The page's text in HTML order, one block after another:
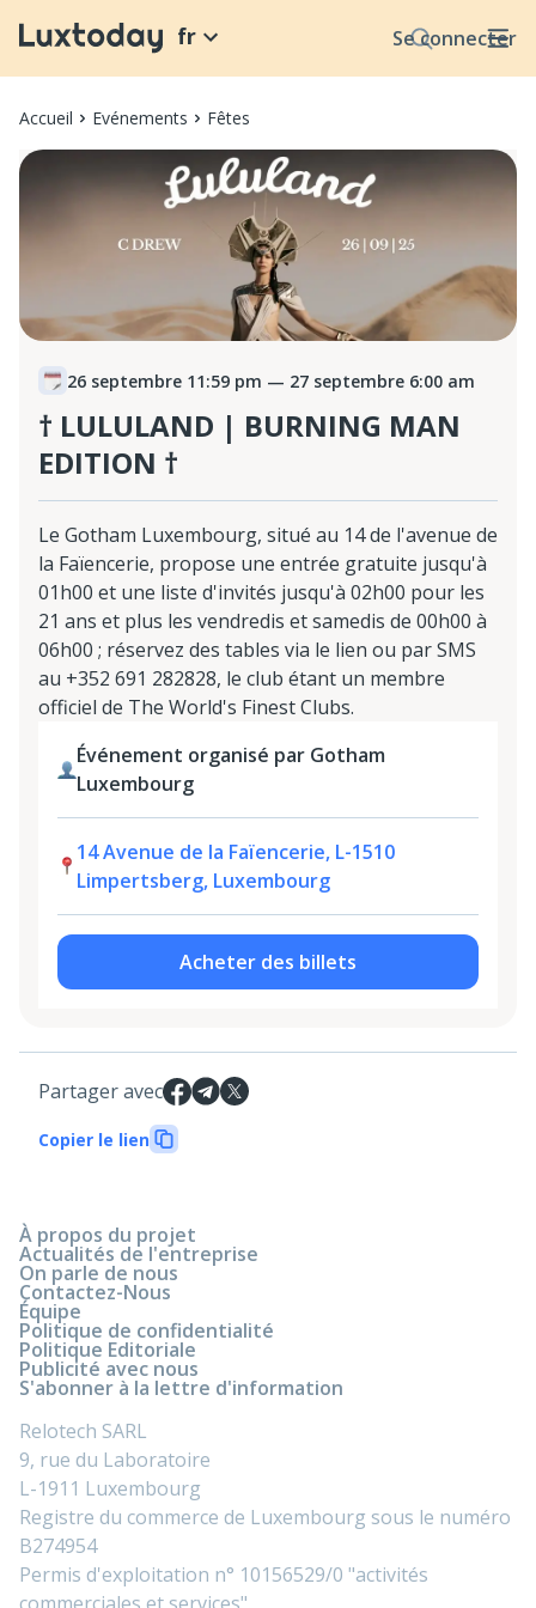
Se connecter
fr
Accueil Evénements Fêtes
26 septembre 11:59 pm — 27 septembre 6:00 am
† LULULAND | BURNING MAN
EDITION †
Le Gotham Luxembourg, situé au 14 de l'avenue de
la Faïencerie, propose une entrée gratuite jusqu'à
01h00 et une liste d'invités jusqu'à 02h00 pour les
21 ans et plus les vendredis et samedis de 00h00 à
06h00 ; réservez des tables via le lien ou par SMS
au +352 691 282828, le club étant un membre
officiel de The World's Finest Clubs.
Événement organisé par Gotham
Luxembourg
14 Avenue de la Faïencerie, L-1510
Limpertsberg, Luxembourg
Acheter des billets
Partager avec
Copier le lien
À propos du projet
Actualités de l'entreprise
On parle de nous
Contactez-Nous
Équipe
Politique de confidentialité
Politique Editoriale
Publicité avec nous
S'abonner à la lettre d'information
Relotech SARL
9, rue du Laboratoire
L-1911 Luxembourg
Registre du commerce de Luxembourg sous le numéro
B274954
Permis d'exploitation n° 10156529/0 "activités